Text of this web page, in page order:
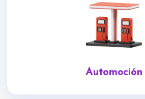
Automoción